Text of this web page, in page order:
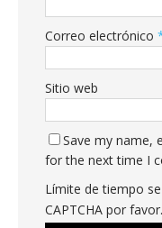
Correo electrónico
Sitio web
Save my name,
for the next time I
Límite de tiempo
CAPTCHA por favor.